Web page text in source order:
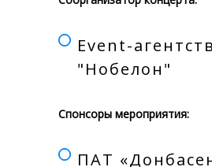
Event-
"Нобелон"
Спонсоры мероприятия:
ПАТ